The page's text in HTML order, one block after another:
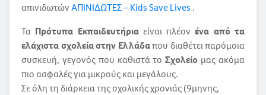
απινιδωτώνΑΠΙΝΙΔΩΤΕΣ – Kids Save Lives .
Τα Πρότυπα Εκπαιδευτήριαείναι πλέονένα από τα
ελάχιστα σχολεία στην Ελλάδαπου διαθέτει παρόμοια
συσκευή, γεγονός που καθιστά τοΣχολείο μας ακόμα
πιο ασφαλές για μικρούς και μεγάλους.
Σε όλη τη διάρκεια της σχολικής χρονιάς (9μηνης,